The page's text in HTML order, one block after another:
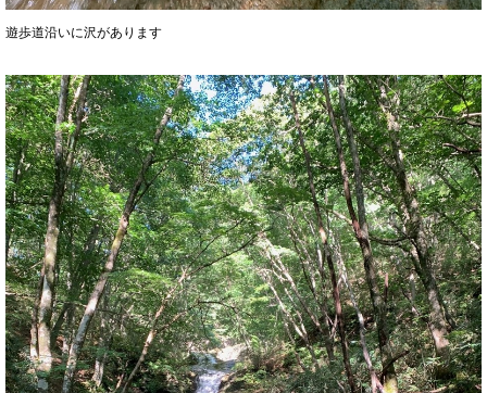
遊歩道沿いに沢があります